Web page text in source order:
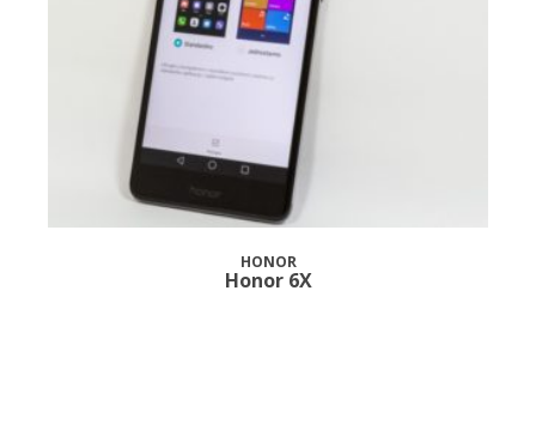
HONOR
Honor 6X